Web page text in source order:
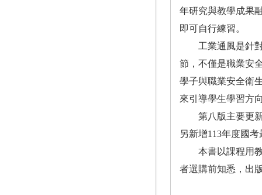
年研究與教學成果
即可自行練習。
工業通風是針對
節，不僅是職業安
學子與職業安全衛
來引導學生學習方
第八版主要更新
另新增113年度國
本書以課程用教
者選購前知悉，出